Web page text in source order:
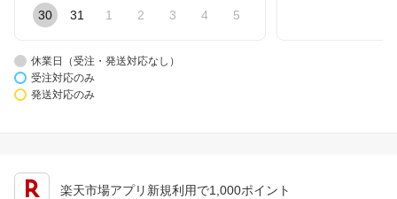
30 31 1 2 3 4 5
休業日（受注・発送対応なし）
受注対応のみ
発送対応のみ
楽天市場アプリ新規利用で1,000ポイント